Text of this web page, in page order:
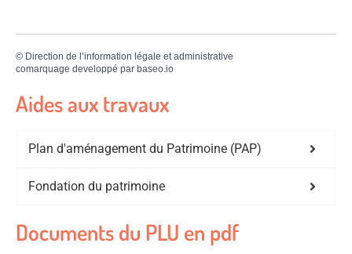
© Direction de l’information légale et administrative
comarquage developpé par baseo.io
Aides aux travaux
Plan d'aménagement du Patrimoine (PAP)
Fondation du patrimoine
Documents du PLU en pdf